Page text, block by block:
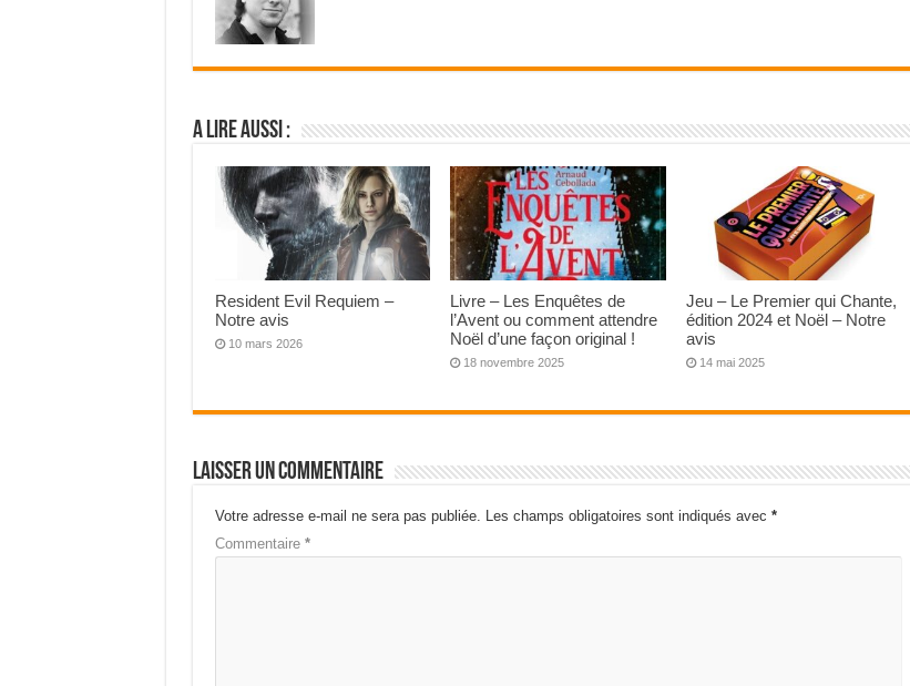
A lire aussi :
Resident Evil Requiem –
Notre avis
10 mars 2026
Livre – Les Enquêtes de
l’Avent ou comment attendre
Noël d’une façon original !
18 novembre 2025
Jeu – Le Premier qui Chante,
édition 2024 et Noël – Notre
avis
14 mai 2025
Laisser un commentaire
Votre adresse e-mail ne sera pas publiée. Les champs obligatoires sont indiqués avec *
Commentaire *